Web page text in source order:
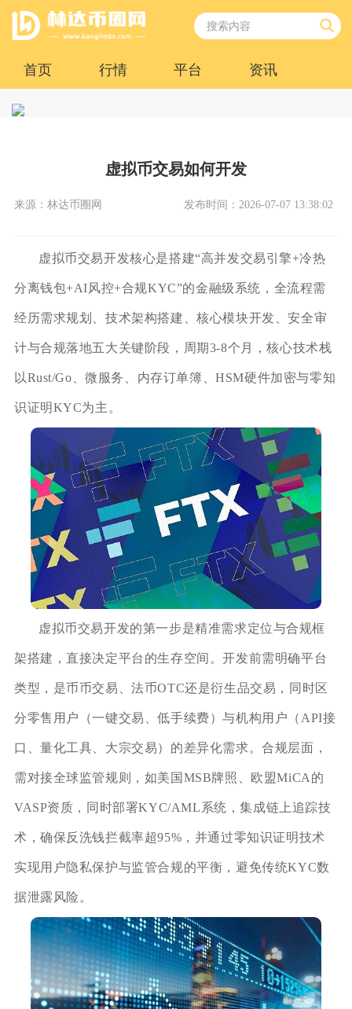
首页 行情 平台 资讯
虚拟币交易如何开发
来源：林达币圈网 发布时间：2026-07-07 13:38:02
虚拟币交易开发核心是搭建“高并发交易引擎+冷热
分离钱包+AI风控+合规KYC”的金融级系统，全流程需
经历需求规划、技术架构搭建、核心模块开发、安全审
计与合规落地五大关键阶段，周期3-8个月，核心技术栈
以Rust/Go、微服务、内存订单簿、HSM硬件加密与零知
识证明KYC为主。
虚拟币交易开发的第一步是精准需求定位与合规框
架搭建，直接决定平台的生存空间。开发前需明确平台
类型，是币币交易、法币OTC还是衍生品交易，同时区
分零售用户（一键交易、低手续费）与机构用户（API接
口、量化工具、大宗交易）的差异化需求。合规层面，
需对接全球监管规则，如美国MSB牌照、欧盟MiCA的
VASP资质，同时部署KYC/AML系统，集成链上追踪技
术，确保反洗钱拦截率超95%，并通过零知识证明技术
实现用户隐私保护与监管合规的平衡，避免传统KYC数
据泄露风险。